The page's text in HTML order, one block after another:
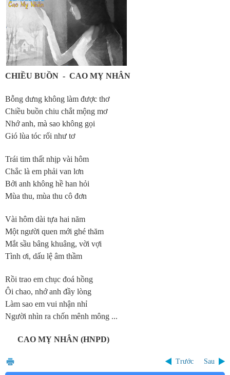
CHIỀU BUỒN - CAO MỴ NHÂN
Bỗng dưng không làm được thơ
Chiều buồn chiu chắt mộng mơ
Nhớ anh, mà sao không gọi
Gió lùa tóc rối như tơ
Trái tim thất nhịp vài hôm
Chắc là em phải van lơn
Bởi anh không hề han hỏi
Mùa thu, mùa thu cô đơn
Vài hôm dài tựa hai năm
Một người quen mới ghé thăm
Mắt sầu bâng khuâng, vời vợi
Tình ơi, dấu lệ âm thầm
Rồi trao em chục đoá hồng
Ôi chao, nhớ anh đầy lòng
Làm sao em vui nhận nhỉ
Người nhìn ra chốn mênh mông ...
CAO MỴ NHÂN (HNPD)
Trước Sau